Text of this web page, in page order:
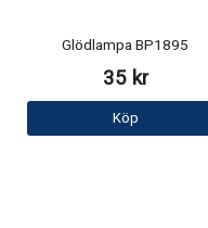
Glödlampa BP1895
35 kr
Köp